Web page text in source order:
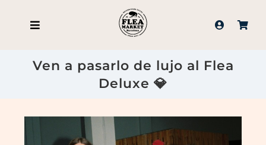
contenido
Ven a pasarlo de lujo al Flea
Deluxe 💎